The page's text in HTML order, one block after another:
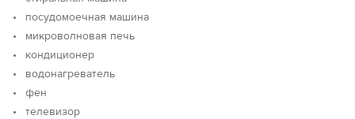
посудомоечная машина
микроволновая печь
кондиционер
водонагреватель
фен
телевизор